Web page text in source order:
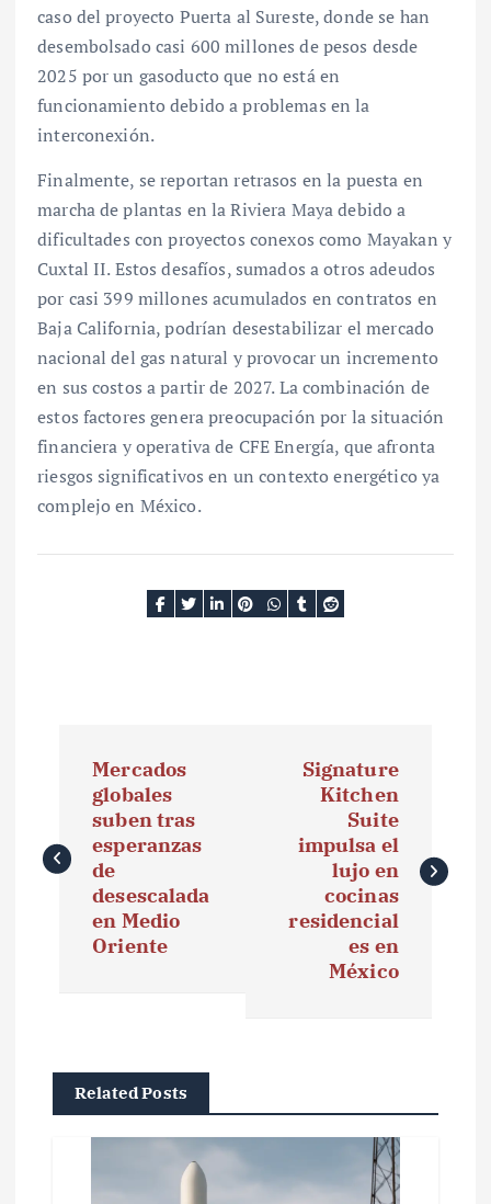
caso del proyecto Puerta al Sureste, donde se han
desembolsado casi 600 millones de pesos desde
2025 por un gasoducto que no está en
funcionamiento debido a problemas en la
interconexión.
Finalmente, se reportan retrasos en la puesta en
marcha de plantas en la Riviera Maya debido a
dificultades con proyectos conexos como Mayakan y
Cuxtal II. Estos desafíos, sumados a otros adeudos
por casi 399 millones acumulados en contratos en
Baja California, podrían desestabilizar el mercado
nacional del gas natural y provocar un incremento
en sus costos a partir de 2027. La combinación de
estos factores genera preocupación por la situación
financiera y operativa de CFE Energía, que afronta
riesgos significativos en un contexto energético ya
complejo en México.
v
e
Mercados
globales
suben tras
esperanzas
de
desescalada
en Medio
Oriente
Signature
Kitchen
Suite
impulsa el
lujo en
cocinas
residencial
es en
México
Related Posts